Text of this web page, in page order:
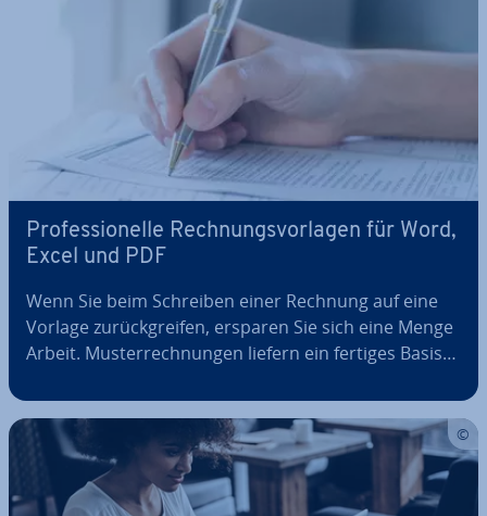
Pro­fes­sio­nel­le Rech­nungs­vor­la­gen für Word,
Excel und PDF
Wenn Sie beim Schreiben einer Rechnung auf eine
Vorlage zu­rück­grei­fen, ersparen Sie sich eine Menge
Arbeit. Mus­ter­rech­nun­gen liefern ein fertiges Ba­sis­
und Kun­den­da­ten zu erweitern brauchen. Doch wie
sieht ei­gent­lich das perfekte…